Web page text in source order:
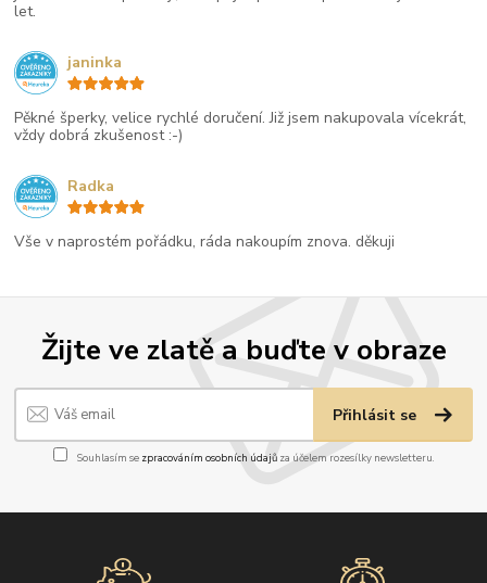
Žijte ve zlatě a buďte v obraze
Přihlásit se
Souhlasím se zpracováním osobních údajůza účelem rozesílky newsletteru.
let.
Pěkné šperky, velice rychlé doručení. Již jsem nakupovala vícekrát,
vždy dobrá zkušenost :-)
janinka
Vše v naprostém pořádku, ráda nakoupím znova. děkuji
Radka